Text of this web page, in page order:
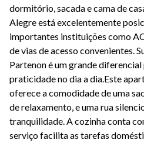
dormitório, sacada e cama de
Alegre está excelentemente
importantes instituições como
de vias de acesso convenientes.
Partenon é um grande
praticidade no dia a dia.Este
oferece a comodidade de uma
de relaxamento, e uma rua
tranquilidade. A cozinha conta
serviço facilita as tarefas